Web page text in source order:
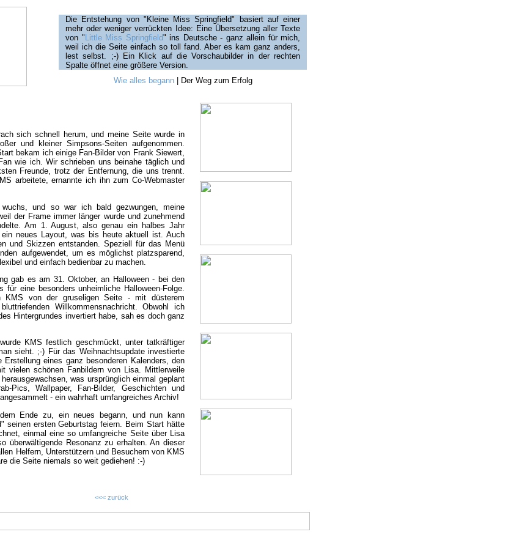
Die Entstehung von "Kleine Miss Springfield" basiert auf einer
mehr oder weniger verrückten Idee: Eine Übersetzung aller Texte
von " Little Miss Springfield" ins Deutsche - ganz allein für mich,
weil ich die Seite einfach so toll fand. Aber es kam ganz anders,
lest selbst. ;-) Ein Klick auf die Vorschaubilder in der rechten
Spalte öffnet eine größere Version.
Wie alles begann| Der Weg zum Erfolg
sich schnell herum, und meine Seite wurde in
und kleiner Simpsons-Seiten aufgenommen.
bekam ich einige Fan-Bilder von Frank Siewert,
wie ich. Wir schrieben uns beinahe täglich und
Freunde, trotz der Entfernung, die uns trennt.
arbeitete, ernannte ich ihn zum Co-Webmaster
und so war ich bald gezwungen, meine
der Frame immer länger wurde und zunehmend
Am 1. August, also genau ein halbes Jahr
ein neues Layout, was bis heute aktuell ist. Auch
und Skizzen entstanden. Speziell für das Menü
aufgewendet, um es möglichst platzsparend,
und einfach bedienbar zu machen.
gab es am 31. Oktober, an Halloween - bei den
für eine besonders unheimliche Halloween-Folge.
KMS von der gruseligen Seite - mit düsterem
Willkommensnachricht. Obwohl ich
Hintergrundes invertiert habe, sah es doch ganz
KMS festlich geschmückt, unter tatkräftiger
sieht. ;-) Für das Weihnachtsupdate investierte
eines ganz besonderen Kalenders, den
vielen schönen Fanbildern von Lisa. Mittlerweile
was ursprünglich einmal geplant
Pics, Wallpaper, Fan-Bilder, Geschichten und
- ein wahrhaft umfangreiches Archiv!
Ende zu, ein neues begann, und nun kann
seinen ersten Geburtstag feiern. Beim Start hätte
einmal eine so umfangreiche Seite über Lisa
überwältigende Resonanz zu erhalten. An dieser
Helfern, Unterstützern und Besuchern von KMS
die Seite niemals so weit gediehen! :-)
<<< zurück